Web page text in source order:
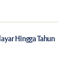
Hingga Tahun